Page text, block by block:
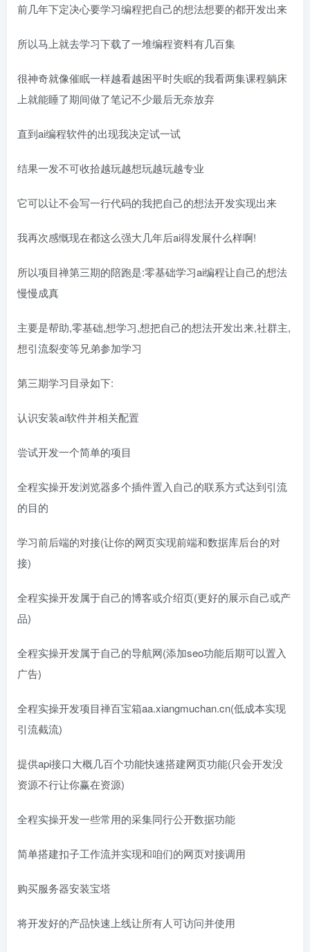
前几年下定决心要学习编程把自己的想法想要的都开发出来
所以马上就去学习下载了一堆编程资料有几百集
很神奇就像催眠一样越看越困平时失眠的我看两集课程躺床
上就能睡了期间做了笔记不少最后无奈放弃
直到ai编程软件的出现我决定试一试
结果一发不可收拾越玩越想玩越玩越专业
它可以让不会写一行代码的我把自己的想法开发实现出来
我再次感慨现在都这么强大几年后ai得发展什么样啊!
所以项目禅第三期的陪跑是:零基础学习ai编程让自己的想法
慢慢成真
主要是帮助,零基础,想学习,想把自己的想法开发出来,社群主,
想引流裂变等兄弟参加学习
第三期学习目录如下:
认识安装ai软件并相关配置
尝试开发一个简单的项目
全程实操开发浏览器多个插件置入自己的联系方式达到引流
的目的
学习前后端的对接(让你的网页实现前端和数据库后台的对
接)
全程实操开发属于自己的博客或介绍页(更好的展示自己或产
品)
全程实操开发属于自己的导航网(添加seo功能后期可以置入
广告)
全程实操开发项目禅百宝箱aa.xiangmuchan.cn(低成本实现
引流截流)
提供api接口大概几百个功能快速搭建网页功能(只会开发没
资源不行让你赢在资源)
全程实操开发一些常用的采集同行公开数据功能
简单搭建扣子工作流并实现和咱们的网页对接调用
购买服务器安装宝塔
将开发好的产品快速上线让所有人可访问并使用